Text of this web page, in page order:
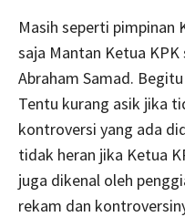
Masih seperti pimpinan
saja Mantan Ketua
Abraham Samad.
Tentu kurang asik jika
kontroversi yang ada
tidak heran jika Ketua
juga dikenal oleh
rekam dan